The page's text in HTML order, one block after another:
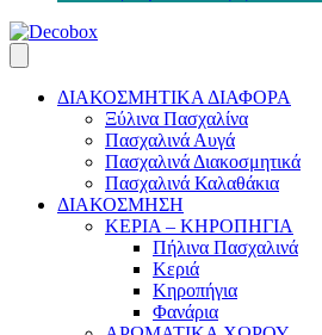
ΔΙΑΚΟΣΜΗΤΙΚΑ ΔΙΑΦΟΡΑ
Ξύλινα Πασχαλίνα
Πασχαλινά Αυγά
Πασχαλινά Διακοσμητικά
Πασχαλινά Καλαθάκια
ΔΙΑΚΟΣΜΗΣΗ
ΚΕΡΙΑ – ΚΗΡΟΠΗΓΙΑ
Πήλινα Πασχαλινά
Κεριά
Κηροπήγια
Φανάρια